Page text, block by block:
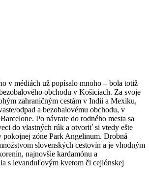
v médiách už popísalo mnoho – bola totiž
obchodu v Košiciach. Za svoje
zahraničným cestám v Indii a Mexiku,
odpad a bezobalovému obchodu, v
Po návrate do rodného mesta sa
do vlastných rúk a otvoriť si vtedy ešte
pokojnej zóne Park Angelinum. Drobná
slovenských cestovín a je vhodným
najnovšie kardamónu a
s levanduľovým kvetom či cejlónskej